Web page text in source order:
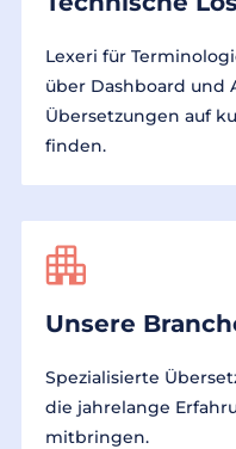
Lexeri für
über Dashboard und
Übersetzungen auf
finden.
Unsere
Spezialisierte
die jahrelange
mitbringen.